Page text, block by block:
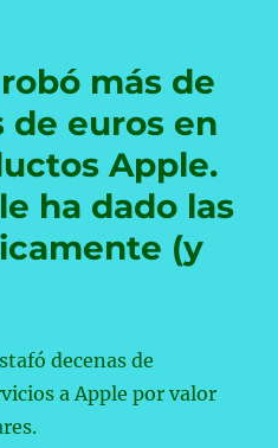
más de
de euros en
Apple.
ha dado las
(y
decenas de
a Apple por valor